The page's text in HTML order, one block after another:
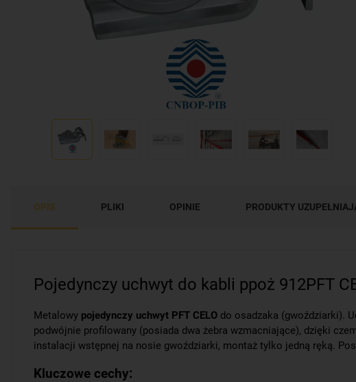
OPIS PLIKI OPINIE PRODUKTY
Pojedynczy uchwyt do kabli ppoż 912PFT
Metalowy pojedynczy uchwyt PFT CELO do osadzaka (gwoździarki).
podwójnie profilowany (posiada dwa żebra wzmacniające), dzięki
instalacji wstępnej na nosie gwoździarki, montaż tylko jedną ręką.
Kluczowe cechy: